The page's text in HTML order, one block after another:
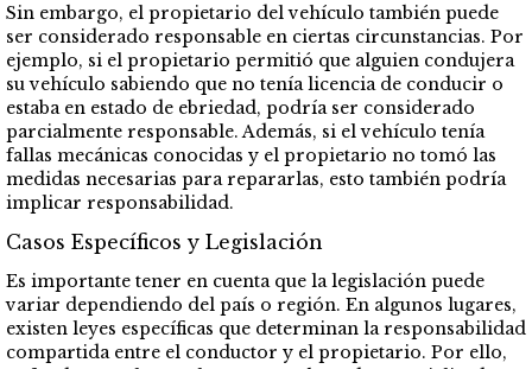
Sin embargo, el propietario del vehículo también puede
ser considerado responsable en ciertas circunstancias. Por
ejemplo, si el propietario permitió que alguien condujera
su vehículo sabiendo que no tenía licencia de conducir o
estaba en estado de ebriedad, podría ser considerado
parcialmente responsable. Además, si el vehículo tenía
fallas mecánicas conocidas y el propietario no tomó las
medidas necesarias para repararlas, esto también podría
implicar responsabilidad.
Casos Específicos y Legislación
Es importante tener en cuenta que la legislación puede
variar dependiendo del país o región. En algunos lugares,
existen leyes específicas que determinan la responsabilidad
compartida entre el conductor y el propietario. Por ello,